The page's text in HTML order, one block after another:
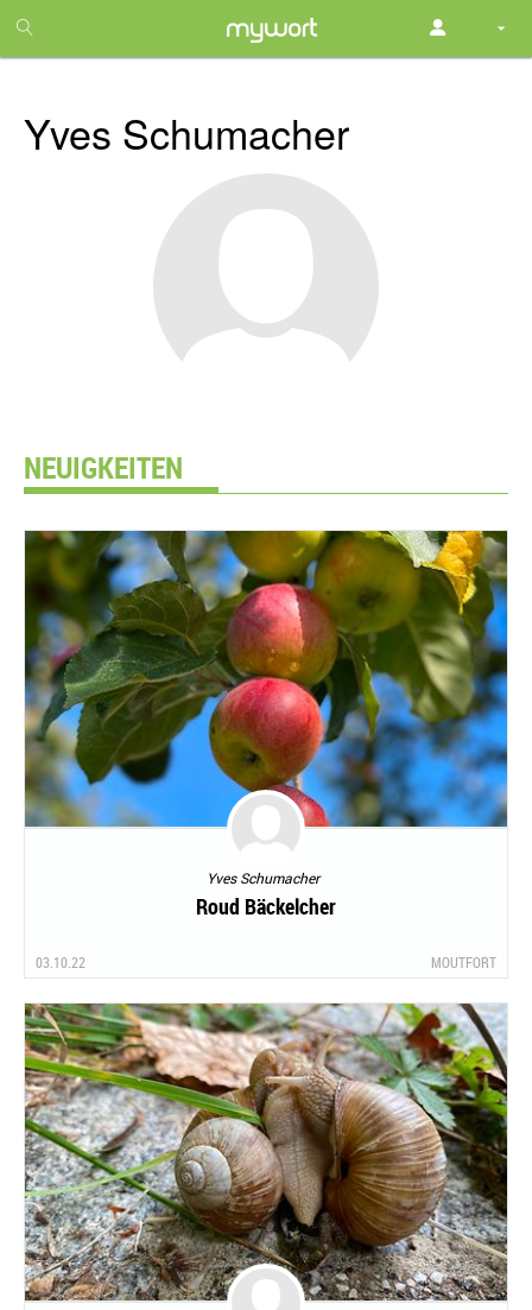
month
free
Yves Schumacher
NEUIGKEITEN
Yves Schumacher
Roud Bäckelcher
03.10.22 MOUTFORT